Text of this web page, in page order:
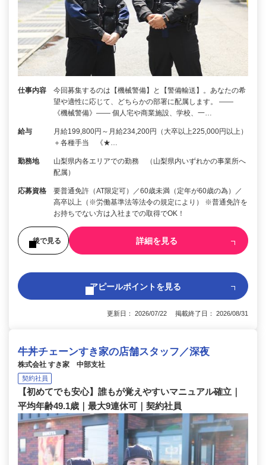
仕事内容
今回募集するのは【機械警備】と【警備輸送】。あなたの希
望や適性に応じて、どちらかの部署に配属します。 ――
《機械警備》―― 個人宅や商業施設、学校、一…
給与
月給199,800円～月給234,200円（大卒以上225,000円以上）
＋各種手当 《★…
勤務地
山梨県内各エリアでの勤務 （山梨県内いずれかの事業所へ
配属）
応募資格
要普通免許（AT限定可）／60歳未満（定年が60歳の為）／
高卒以上（※労働基準法等法令の規定により） ※普通免許を
お持ちでない方は入社までの取得でOK！
後で見る 詳細を見る
アピールポイントを見る
更新日： 2026/07/22 掲載終了日： 2026/08/31
牛丼チェーンすき家の店舗スタッフ／深夜
株式会社 すき家 中部支社
契約社員
【初めてでも安心】誰もが覚えやすいマニュアル確立｜
平均年齢49.1歳｜最大9連休可｜契約社員